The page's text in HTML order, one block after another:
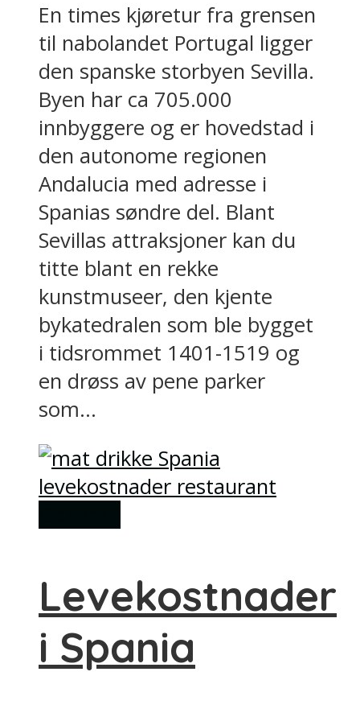
En times kjøretur fra grensen
til nabolandet Portugal ligger
den spanske storbyen Sevilla.
Byen har ca 705.000
innbyggere og er hovedstad i
den autonome regionen
Andalucia med adresse i
Spanias søndre del. Blant
Sevillas attraksjoner kan du
titte blant en rekke
kunstmuseer, den kjente
bykatedralen som ble bygget
i tidsrommet 1401-1519 og
en drøss av pene parker
som...
Levekostnader
i Spania